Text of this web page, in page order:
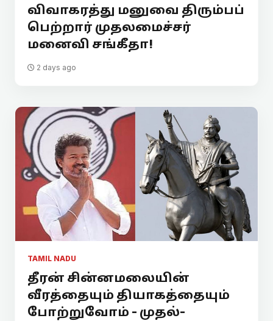
விவாகரத்து மனுவை திரும்பப்
பெற்றார் முதலமைச்சர்
மனைவி சங்கீதா!
2 days ago
TAMIL NADU
தீரன் சின்னமலையின்
வீரத்தையும் தியாகத்தையும்
போற்றுவோம் - முதல்-